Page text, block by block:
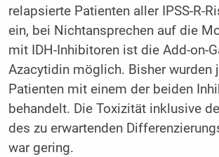
relapsierte Patienten aller IPSS-R-
ein, bei Nichtansprechen auf die
mit IDH-Inhibitoren ist die Add-on-
Azacytidin möglich. Bisher wurden
Patienten mit einem der beiden
behandelt. Die Toxizität inklusive
des zu erwartenden
war gering.